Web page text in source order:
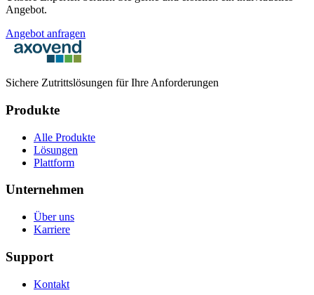
Angebot.
Angebot anfragen
Sichere Zutrittslösungen für Ihre Anforderungen
Produkte
Alle Produkte
Lösungen
Plattform
Unternehmen
Über uns
Karriere
Support
Kontakt